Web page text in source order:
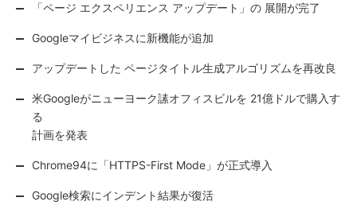
「ページ エクスペリエンス アップデート」の 展開が完了
Googleマイビジネスに新機能が追加
アップデートした ページタイトル生成アルゴリズムを再改良
米Googleがニューヨーク䛾オフィスビルを 21億ドルで購入す
る
計画を発表
Chrome94に「HTTPS-First Mode」が正式導入
Google検索にインデント結果が復活